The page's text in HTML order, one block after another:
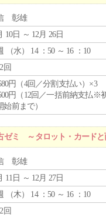
彰雄
10日 ～ 12月 26日
（水） 14 ：50 ～ 16 ：10
回
円（4回／分割支払い）×3
円（12回／一括前納支払※
始前まで）
ゼミ ～タロット・カード
彰雄
11日 ～ 12月 27日
（木） 14 ：50 ～ 16 ：10
回